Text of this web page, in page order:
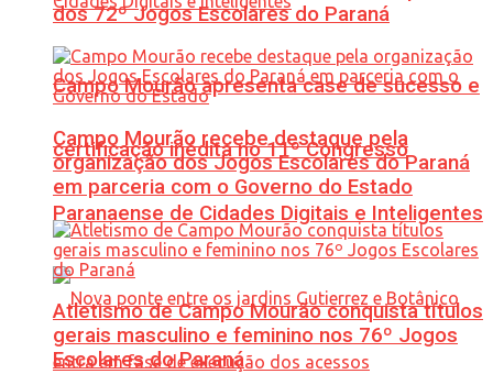
Campo Mourão apresenta case de sucesso e
certificação inédita no 11º Congresso
Paranaense de Cidades Digitais e Inteligentes
dos 72º Jogos Escolares do Paraná
Campo Mourão recebe destaque pela
organização dos Jogos Escolares do Paraná
em parceria com o Governo do Estado
Atletismo de Campo Mourão conquista títulos
gerais masculino e feminino nos 76º Jogos
Escolares do Paraná